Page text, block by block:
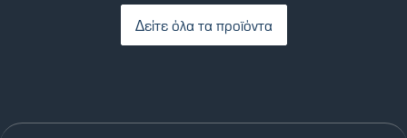
Δείτε όλα τα προϊόντα